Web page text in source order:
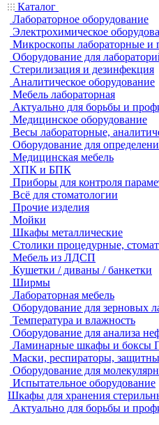
Каталог
Лабораторное оборудование
Электрохимическое
Микроскопы лабораторные и
Оборудование для
Стерилизация и дезинфекция
Аналитическое оборудование
Мебель лабораторная
Актуально для борьбы и
Медицинское оборудование
Весы лабораторные,
Оборудование для
Медицинская мебель
ХПК и БПК
Приборы для контроля
Всё для стоматологии
Прочие изделия
Мойки
Шкафы металлические
Столики процедурные,
Мебель из ЛДСП
Кушетки / диваны / банкетки
Ширмы
Лабораторная мебель
Оборудование для зерновых
Температура и влажность
Оборудование для анализа
Ламинарные шкафы и боксы
Маски, респираторы,
Оборудование для
Испытательное оборудование
Шкафы для хранения
Актуально для борьбы и